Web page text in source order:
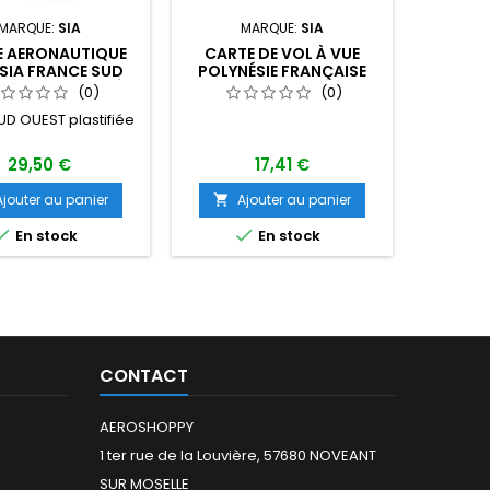
SIA
AERONAUTIQUE
FRANCE SUD
2026 PLASTIFIÉE
1/500 000
(0)
OUEST plastifiée
29,50 €
au panier
En stock
MARQUE: SIA
CARTE DE VOL À VUE
POLYNÉSIE FRANÇAISE
2025
(0)
17,41 €
 Ajouter au panier
 En stock
CONTACT
AEROSHOPPY
1 ter rue de la Louvière, 57680 NOVEANT
SUR MOSELLE